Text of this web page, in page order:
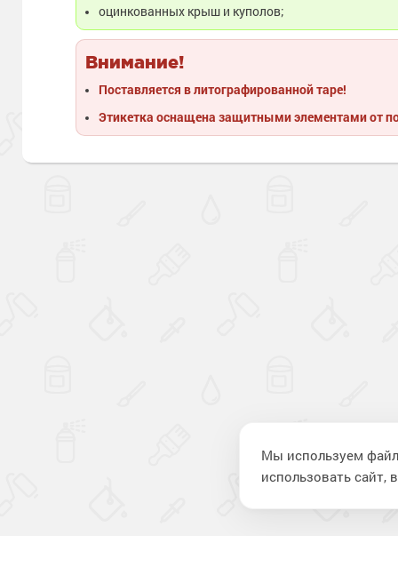
оцинкованных крыш и куполов;
Внимание!
Поставляется в литографированной таре!
Этикетка оснащена защитными элементами от
Мы используем
использовать сайт,